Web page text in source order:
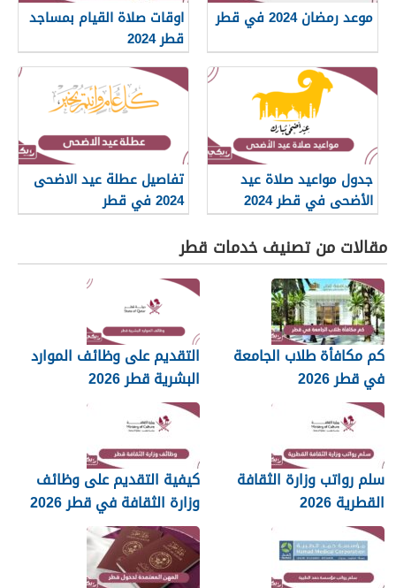
موعد رمضان 2024 في قطر
اوقات صلاة القيام بمساجد
قطر 2024
جدول مواعيد صلاة عيد
الأضحى في قطر 2024
لجميع المناطق
تفاصيل عطلة عيد الاضحى
2024 في قطر
مقالات من تصنيف خدمات قطر
كم مكافأة طلاب الجامعة
في قطر 2026
التقديم على وظائف الموارد
البشرية قطر 2026
سلم رواتب وزارة الثقافة
القطرية 2026
كيفية التقديم على وظائف
وزارة الثقافة في قطر 2026